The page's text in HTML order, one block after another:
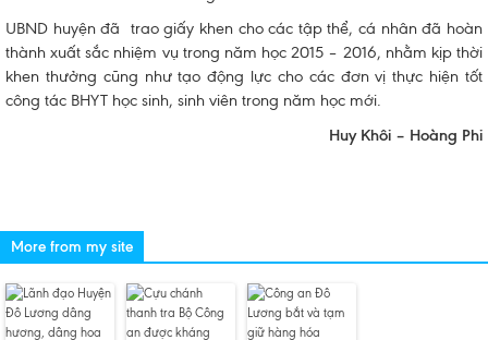
UBND huyện đã trao giấy khen cho các tập thể, cá nhân đã hoàn
thành xuất sắc nhiệm vụ trong năm học 2015 – 2016, nhằm kịp thời
khen thưởng cũng như tạo động lực cho các đơn vị thực hiện tốt
công tác BHYT học sinh, sinh viên trong năm học mới.
Huy Khôi – Hoàng Phi
More from my site